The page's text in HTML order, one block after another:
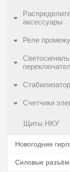
аксессуары
Реле
Счетчики
Щиты НКУ
Новогодние
Силовые